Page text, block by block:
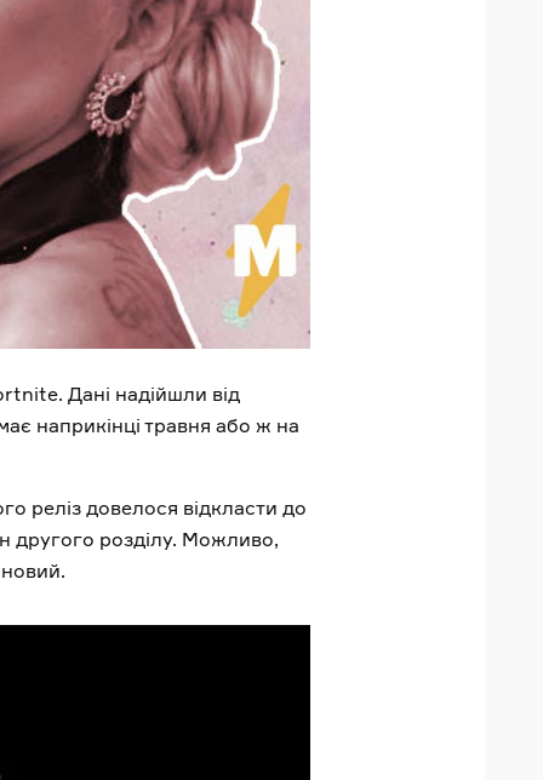
Дані надійшли від
наприкінці травня або ж на
реліз довелося відкласти до
другого розділу. Можливо,